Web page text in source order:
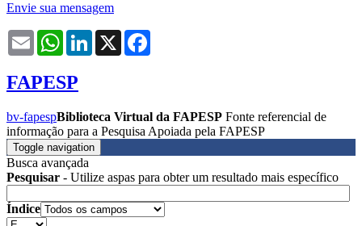
Envie sua mensagem
Email WhatsAppLinkedIn
X
FAPESP
bv-fapespBiblioteca Virtual da FAPESP Fonte referencial de
informação para a Pesquisa Apoiada pela FAPESP
Toggle navigation
Busca avançada
Pesquisar - Utilize aspas para obter um resultado mais específico
Índice